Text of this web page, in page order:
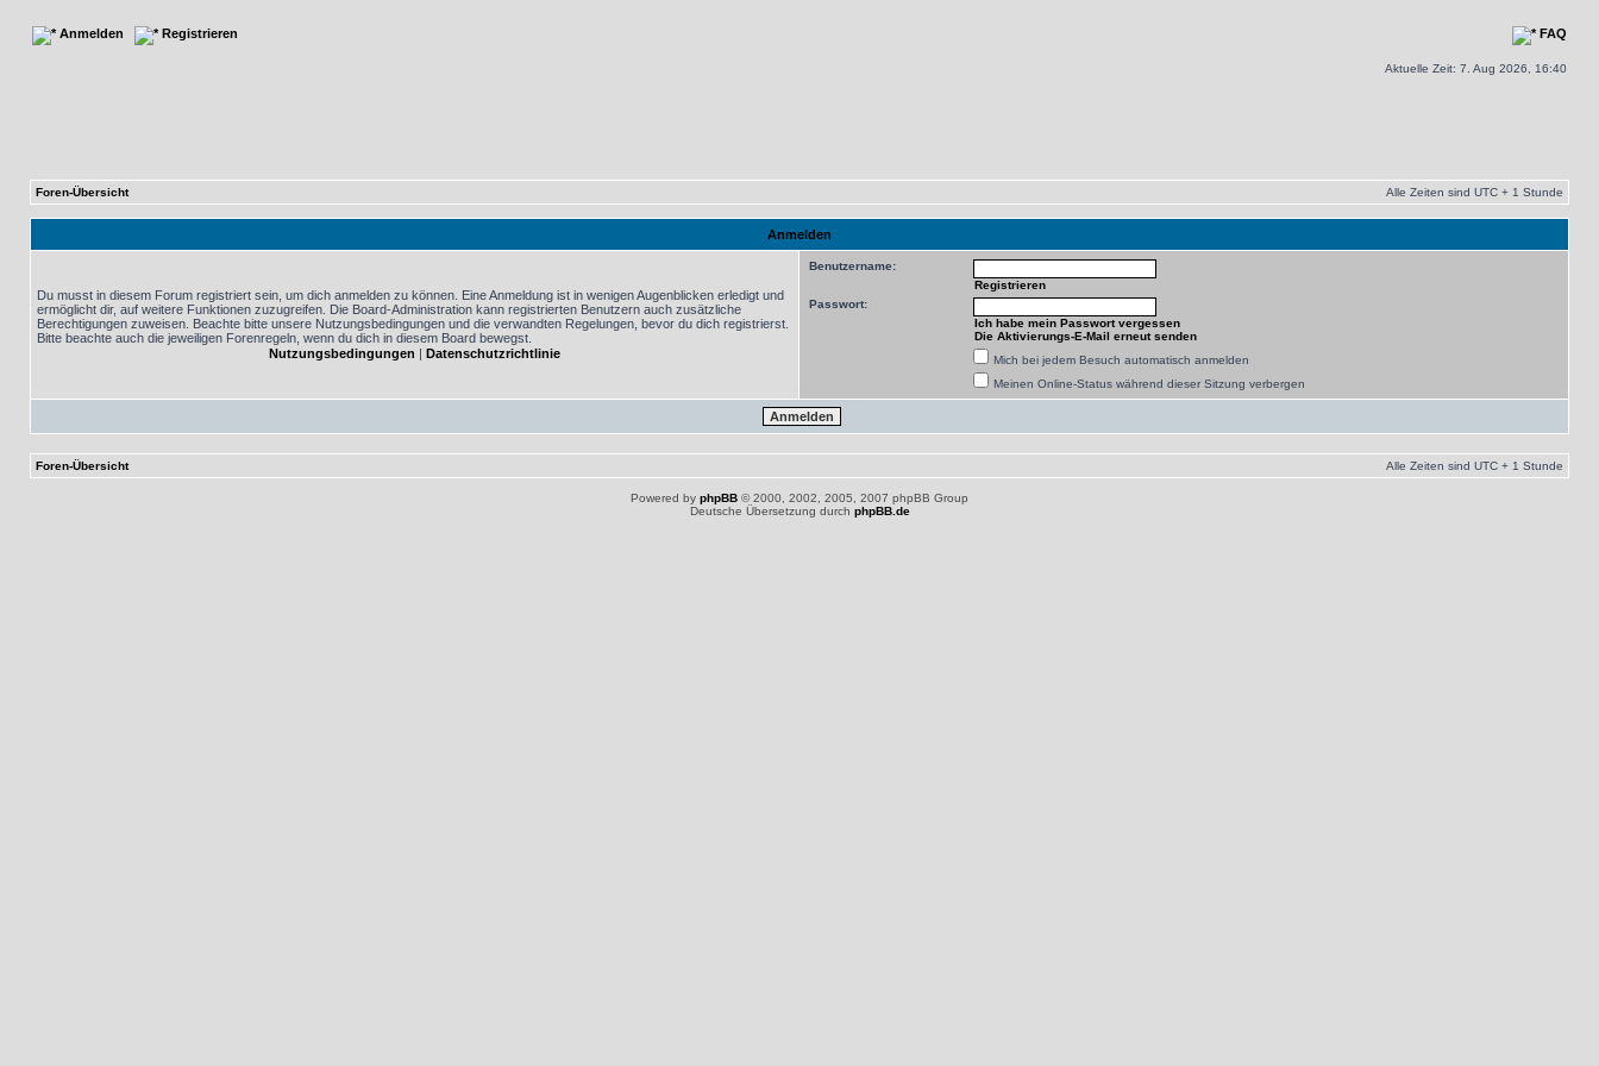
Anmelden Registrieren FAQ
Aktuelle Zeit: 7. Aug 2026, 16:40
Foren-Übersicht Alle Zeiten sind UTC + 1 Stunde
Anmelden
Du musst in diesem Forum registriert sein, um dich anmelden zu können. Eine Anmeldung ist in wenigen Augenblicken erledigt und
ermöglicht dir, auf weitere Funktionen zuzugreifen. Die Board-Administration kann registrierten Benutzern auch zusätzliche
Berechtigungen zuweisen. Beachte bitte unsere Nutzungsbedingungen und die verwandten Regelungen, bevor du dich registrierst.
Bitte beachte auch die jeweiligen Forenregeln, wenn du dich in diesem Board bewegst.
Nutzungsbedingungen | Datenschutzrichtlinie
Benutzername:
Registrieren
Passwort:
Ich habe mein Passwort vergessen
Die Aktivierungs-E-Mail erneut senden
Mich bei jedem Besuch automatisch anmelden
Meinen Online-Status während dieser Sitzung verbergen
Foren-Übersicht Alle Zeiten sind UTC + 1 Stunde
Powered by phpBB © 2000, 2002, 2005, 2007 phpBB Group
Deutsche Übersetzung durch phpBB.de